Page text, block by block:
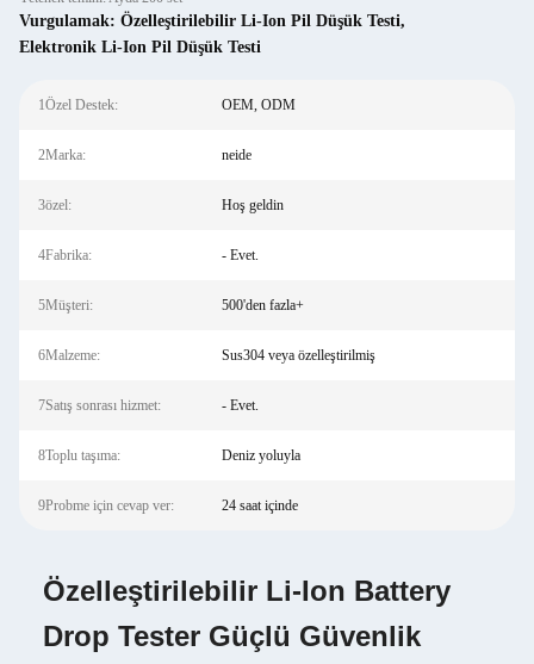
Vurgulamak: Özelleştirilebilir Li-Ion Pil Düşük Testi,
Elektronik Li-Ion Pil Düşük Testi
1Özel Destek: OEM, ODM
2Marka: neide
3özel: Hoş geldin
4Fabrika: - Evet.
5Müşteri: 500'den fazla+
6Malzeme: Sus304 veya özelleştirilmiş
7Satış sonrası hizmet: - Evet.
8Toplu taşıma: Deniz yoluyla
9Probme için cevap ver: 24 saat içinde
Özelleştirilebilir Li-Ion Battery
Drop Tester Güçlü Güvenlik